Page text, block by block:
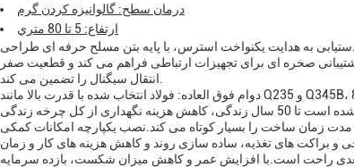
درمان سطح: گالوانیزه کردن گرم
ارتفاع: 5 تا 80 متري
به هدایت یکنواخت استرس، با پایه بتن مسلح حرفه ای طراحی
صخره ای برای تجهیزات ارتباطی فراهم می کند و قطعیت صفر
دوام فوق العاده: فولاد انتخاب شده با قدرت بالا مانند Q235 و Q345B، درمان ضد خوردگی گالوانیزه گرم، ضخامت لایه روی ≥86um، تشکیل یک لایه
مدت زمان ساخت را بسیار کوتاه می کند.نصب یکپارچه امکانات کمکی
بعدی راحت است.با افزایش عمر و کاهش میزان شکست، بازده سرمایه